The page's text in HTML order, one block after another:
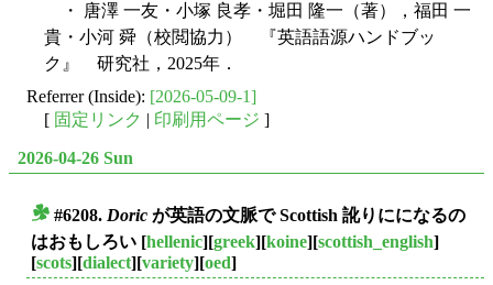
・ 唐澤 一友・小塚 良孝・堀田 隆一（著），福田 一
貴・小河 舜（校閲協力） 『英語語源ハンドブッ
ク』 研究社，2025年．
Referrer (Inside): [2026-05-09-1]
[ 固定リンク | 印刷用ページ ]
2026-04-26 Sun
#6208. Doric が英語の文脈で Scottish 訛りにになるの
はおもしろい [hellenic][greek][koine][scottish_english]
[scots][dialect][variety][oed]